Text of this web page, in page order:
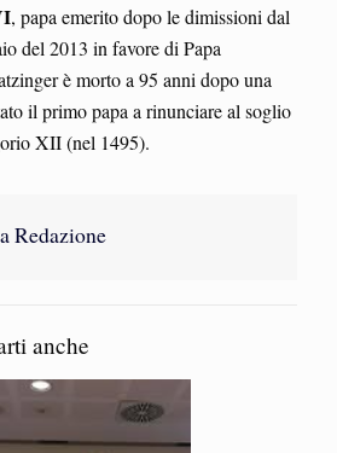
, papa emerito dopo le dimissioni dal
del 2013 in favore di Papa
è morto a 95 anni dopo una
il primo papa a rinunciare al soglio
XII (nel 1495).
Redazione
anche